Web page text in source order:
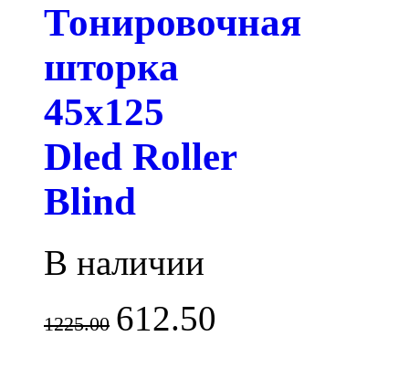
Тонировочная
шторка
45х125
Dled Roller
Blind
В наличии
1225.00 612.50